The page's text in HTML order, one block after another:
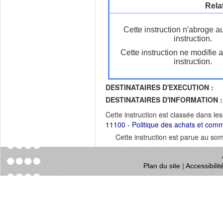
Cette instruction n'abroge
instruction.
Cette instruction ne modifie
instruction.
DESTINATAIRES D'EXECUTION :
DESTINATAIRES D'INFORMATION :
Cette instruction est classée dans
11100 - Politique des achats et
Cette instruction est parue au
Plan du site|